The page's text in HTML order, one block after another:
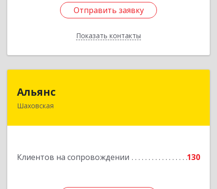
Отправить заявку
Показать контакты
Отправить заявку
Назад
Альянс
Шаховская
Клиентов на сопровождении 130
143700, Московская обл, Шаховской р-н,